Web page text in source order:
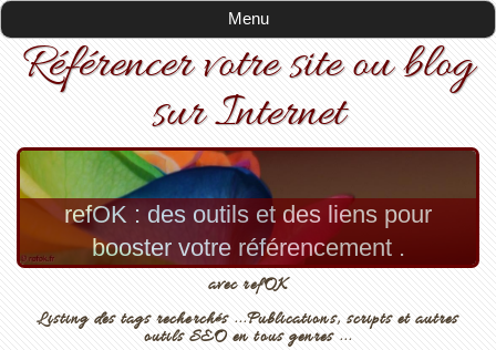
Menu
Référencer votre site ou blog
sur Internet
refOK : des outils et des liens pour
booster votre référencement .
avec refOK
Listing des tags recherchés ...Publications, scripts et autres
outils SEO en tous genres ...